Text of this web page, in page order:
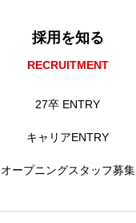
採用を知る
RECRUITMENT
27卒 ENTRY
キャリアENTRY
オープニングスタッフ募集